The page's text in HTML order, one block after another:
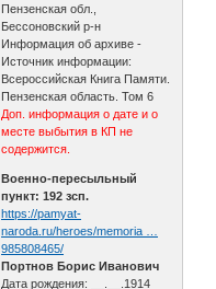
Пензенская обл.,
Бессоновский р-н
Информация об архиве -
Источник информации:
Всероссийская Книга Памяти.
Пензенская область. Том 6
Доп. информация о дате и о
месте выбытия в КП не
содержится.
Военно-пересыльный
пункт: 192 зсп.
https://pamyat-
naroda.ru/heroes/memoria …
985808465/
Портнов Борис Иванович
Дата рождения: __.__.1914